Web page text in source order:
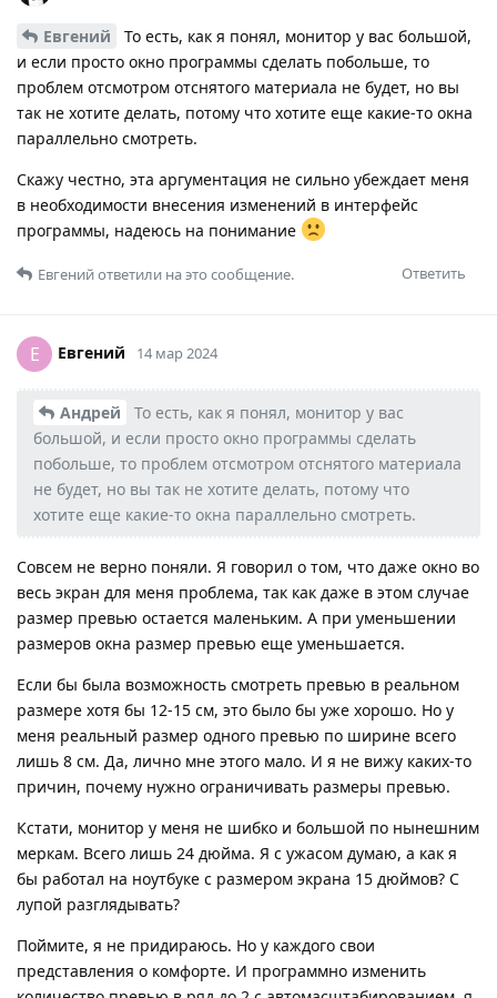
Евгений
То есть, как я понял, монитор у вас большой,
и если просто окно программы сделать побольше, то
проблем отсмотром отснятого материала не будет, но вы
так не хотите делать, потому что хотите еще какие-то окна
параллельно смотреть.
Скажу честно, эта аргументация не сильно убеждает меня
в необходимости внесения изменений в интерфейс
программы, надеюсь на понимание
Ответить
Евгенийответили на это сообщение.
Е Евгений 14 мар 2024
Андрей
То есть, как я понял, монитор у вас
большой, и если просто окно программы сделать
побольше, то проблем отсмотром отснятого материала
не будет, но вы так не хотите делать, потому что
хотите еще какие-то окна параллельно смотреть.
Совсем не верно поняли. Я говорил о том, что даже окно во
весь экран для меня проблема, так как даже в этом случае
размер превью остается маленьким. А при уменьшении
размеров окна размер превью еще уменьшается.
Если бы была возможность смотреть превью в реальном
размере хотя бы 12-15 см, это было бы уже хорошо. Но у
меня реальный размер одного превью по ширине всего
лишь 8 см. Да, лично мне этого мало. И я не вижу каких-то
причин, почему нужно ограничивать размеры превью.
Кстати, монитор у меня не шибко и большой по нынешним
меркам. Всего лишь 24 дюйма. Я с ужасом думаю, а как я
бы работал на ноутбуке с размером экрана 15 дюймов? С
лупой разглядывать?
Поймите, я не придираюсь. Но у каждого свои
представления о комфорте. И программно изменить